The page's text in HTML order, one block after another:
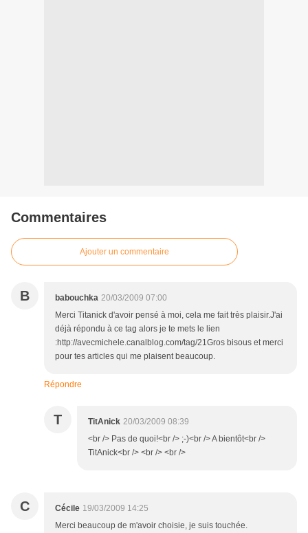
Commentaires
Ajouter un commentaire
B babouchka 20/03/2009 07:00
Merci Titanick d'avoir pensé à moi, cela me fait très plaisir.J'ai
déjà répondu à ce tag alors je te mets le lien
:http://avecmichele.canalblog.com/tag/21Gros bisous et merci
pour tes articles qui me plaisent beaucoup.
Répondre
T TitAnick 20/03/2009 08:39
<br /> Pas de quoi!<br /> ;-)<br /> A bientôt<br />
TitAnick<br /> <br /> <br />
C Cécile 19/03/2009 14:25
Merci beaucoup de m'avoir choisie, je suis touchée.